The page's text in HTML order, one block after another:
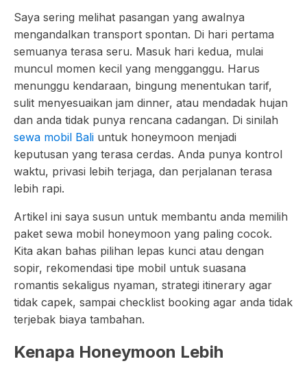
Saya sering melihat pasangan yang awalnya
mengandalkan transport spontan. Di hari pertama
semuanya terasa seru. Masuk hari kedua, mulai
muncul momen kecil yang mengganggu. Harus
menunggu kendaraan, bingung menentukan tarif,
sulit menyesuaikan jam dinner, atau mendadak hujan
dan anda tidak punya rencana cadangan. Di sinilah
sewa mobil Bali untuk honeymoon menjadi
keputusan yang terasa cerdas. Anda punya kontrol
waktu, privasi lebih terjaga, dan perjalanan terasa
lebih rapi.
Artikel ini saya susun untuk membantu anda memilih
paket sewa mobil honeymoon yang paling cocok.
Kita akan bahas pilihan lepas kunci atau dengan
sopir, rekomendasi tipe mobil untuk suasana
romantis sekaligus nyaman, strategi itinerary agar
tidak capek, sampai checklist booking agar anda tidak
terjebak biaya tambahan.
Kenapa Honeymoon Lebih